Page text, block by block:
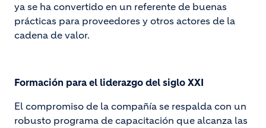
ya se ha convertido en un referente de buenas
prácticas para proveedores y otros actores de la
cadena de valor.
Formación para el liderazgo del siglo XXI
El compromiso de la compañía se respalda con un
robusto programa de capacitación que alcanza las